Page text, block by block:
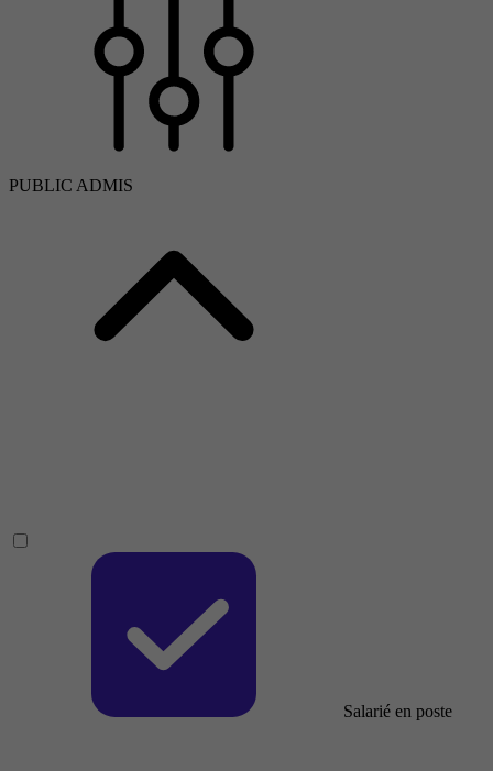
PUBLIC ADMIS
Salarié en poste